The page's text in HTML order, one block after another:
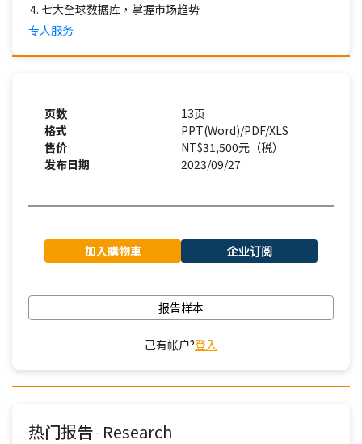
七大全球数据库，掌握市场趋势
专人服务
页数
13页
格式
PPT(Word)/PDF/XLS
售价
NT$31,500元（税）
发布日期
2023/09/27
加入購物車 企业订阅
报告样本
己有帐户?登入
热门报告 - Research